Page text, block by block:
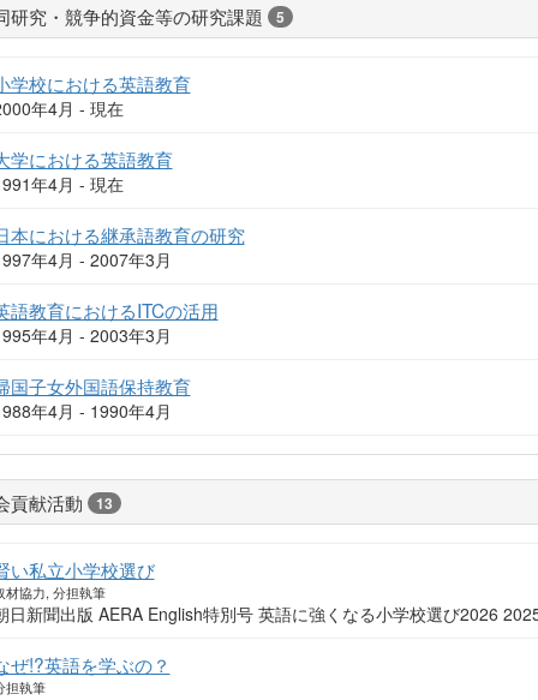
研究・競争的資金等の研究課題 5
学校における英語教育
年4月 - 現在
学における英語教育
年4月 - 現在
本における継承語教育の研究
年4月 - 2007年3月
語教育におけるITCの活用
年4月 - 2003年3月
国子女外国語保持教育
年4月 - 1990年4月
貢献活動 13
い私立小学校選び
材協力, 分担執筆
日新聞出版 AERA English特別号 英語に強くなる小学校選び2026
ぜ!?英語を学ぶの？
担執筆